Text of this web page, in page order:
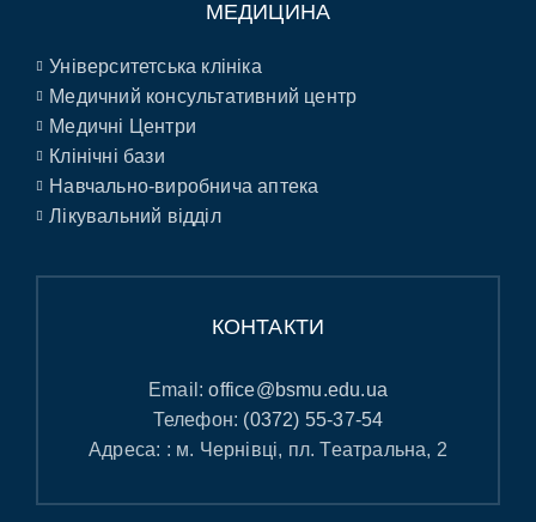
МЕДИЦИНА
Університетська клініка
Медичний консультативний центр
Медичні Центри
Клінічні бази
Навчально-виробнича аптека
Лікувальний відділ
КОНТАКТИ
Email:office@bsmu.edu.ua
Телефон: (0372) 55-37-54
Адреса: : м. Чернівці, пл. Театральна, 2